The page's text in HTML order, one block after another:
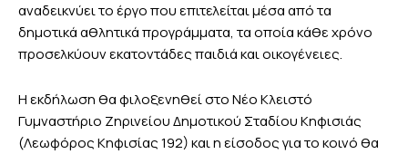
αναδεικνύει το έργο που επιτελείται μέσα από τα
δημοτικά αθλητικά προγράμματα, τα οποία κάθε χρόνο
προσελκύουν εκατοντάδες παιδιά και οικογένειες.
Η εκδήλωση θα φιλοξενηθεί στο Νέο Κλειστό
Γυμναστήριο Ζηρινείου Δημοτικού Σταδίου Κηφισιάς
(Λεωφόρος Κηφισίας 192) και η είσοδος για το κοινό θα